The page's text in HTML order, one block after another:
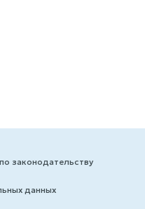
законодательству
данных